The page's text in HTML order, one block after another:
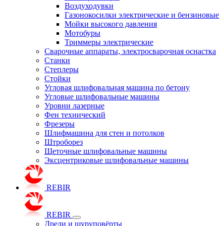
Воздуходувки
Газонокосилки электрические и бензиновые
Мойки высокого давления
Мотобуры
Триммеры электрические
Сварочные аппараты, электросварочная оснастка
Станки
Степлеры
Стойки
Угловая шлифовальная машина по бетону
Угловые шлифовальные машины
Уровни лазерные
Фен технический
Фрезеры
Шлифмашина для стен и потолков
Штроборез
Щеточные шлифовальные машины
Эксцентриковые шлифовальные машины
REBIR
REBIR
Дрели и шуруповёрты